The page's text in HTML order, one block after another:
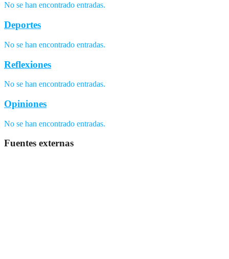
No se han encontrado entradas.
Deportes
No se han encontrado entradas.
Reflexiones
No se han encontrado entradas.
Opiniones
No se han encontrado entradas.
Fuentes externas